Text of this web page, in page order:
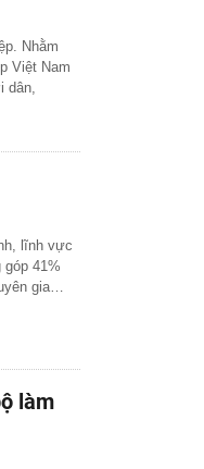
Nhằm
Việt Nam
dân,
lĩnh vực
41%
gia…
làm